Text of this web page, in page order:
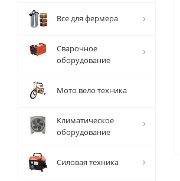
Все для фермера
Сварочное
оборудование
Мото вело техника
Климатическое
оборудование
Силовая техника